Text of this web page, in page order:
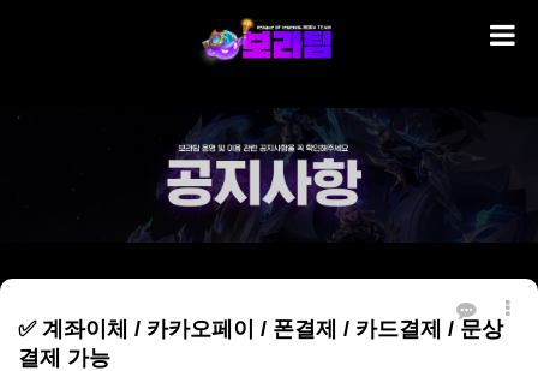
✅ 계좌이체 / 카카오페이 / 폰결제 / 카드결제 / 문상
결제 가능